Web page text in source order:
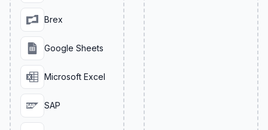
Brex
Google Sheets
Microsoft Excel
SAP